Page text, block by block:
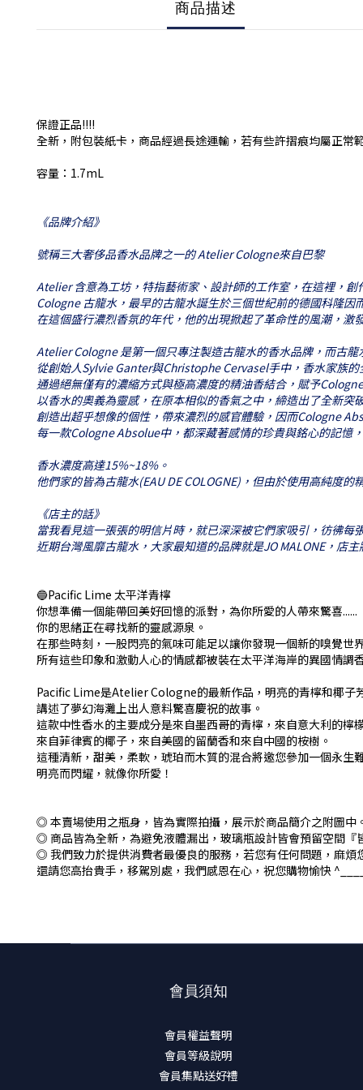
商品描述
保證正品!!!!
全新，附包裝紙卡，商品經過長途運輸，若有些許摺痕均屬正常
容量：1.7mL
《品牌介紹》
號稱三大奢侈品香水品牌之一的 Atelier Cologne來自巴黎
Atelier 含意為工坊，特指藝術家、設計師的工作室，在這裡，
Cologne 古龍水，最早的古龍水誕生於三個世紀前的德國科隆
在這個盛行濃烈香氛的年代，他的出現掀起了革命性的風潮，激
Atelier Cologne 是第一個只專注製造古龍水的香水品牌，而古
從創始人Sylvie Ganter與Christophe Cervasel手中，香水家族
通過絕無僅有的濃縮方式與極高濃度的精油香結合，賦予
以香水的奧義為靈感，在原本相似的香氣之中，締造出了全新
創造出超乎想像的個性，帶來濃烈的感官體驗，因而Cologne
每一款Cologne Absolue中，都深藏著感情的珍貴與銘心的記憶
香水濃度高達15%~18%。
他們家的皆為古龍水(EAU DE COLOGNE)，但由於使用高純度的
《店主的話》
當我看見這一張張的明信片時，就已深深被它們家吸引，彷彿
近期台灣風靡古龍水，大家最知道的品牌就是JO MALONE，店
🔵Pacific Lime 太平洋青檸
你想準備一個能帶回美好回憶的派對，為你所愛的人帶來驚喜......
你的思緒正在尋找新的靈感源泉。
在那些時刻，一股閃亮的氣味可能足以讓你發現一個新的嗅覺世
所有這些印象和激動人心的情感都被裝在太平洋海岸的異國情調
Pacific Lime是Atelier Cologne的最新作品，明亮的青檸和椰子
講述了夢幻海灘上出人意料驚喜慶祝的故事。
這款中性香水的主要成分是來自墨西哥的青檸，來自意大利的檸
來自菲律賓的椰子，來自美國的留蘭香和來自中國的桉樹。
這種清新，甜美，柔軟，琥珀而木質的混合將邀您參加一個永生
明亮而閃耀，就像你所愛！
◎ 本賣場使用之瓶身，皆為實際拍攝，展示於商品簡介之附圖中
◎ 商品皆為全新，為避免液體漏出，玻璃瓶設計皆會預留空間『
◎ 我們致力於提供消費者最優良的服務，若您有任何問題，麻
還請您高抬貴手，移駕別處，我們感恩在心，祝您購物愉快
會員須知
會員權益聲明
會員等級說明
會員集點送好禮